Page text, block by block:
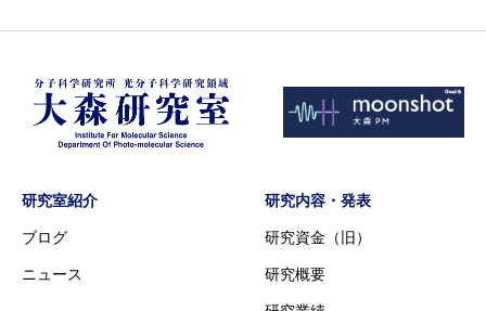
研究室紹介
ブログ
ニュース
研究内容・発表
研究資金（旧）
研究概要